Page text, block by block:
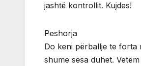
jashtë kontrollit. Kujdes!
Peshorja
Do keni përballje te forta
shume sesa duhet.